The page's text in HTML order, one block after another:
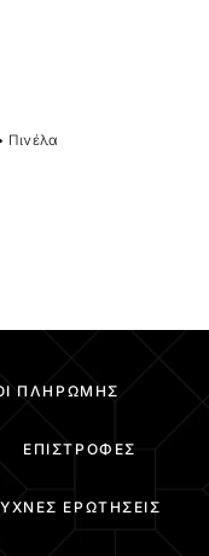
Πινέλα
ΠΛΗΡΩΜΉΣ
ΕΠΙΣΤΡΟΦΈΣ
ΕΡΩΤΉΣΕΙΣ